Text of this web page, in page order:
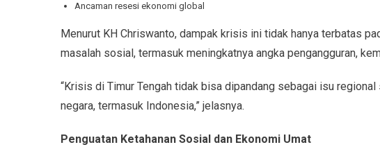
Ancaman resesi ekonomi global
Menurut KH Chriswanto, dampak krisis ini tidak hanya terbatas
masalah sosial, termasuk meningkatnya angka pengangguran,
“Krisis di Timur Tengah tidak bisa dipandang sebagai isu
negara, termasuk Indonesia,” jelasnya.
Penguatan Ketahanan Sosial dan Ekonomi Umat